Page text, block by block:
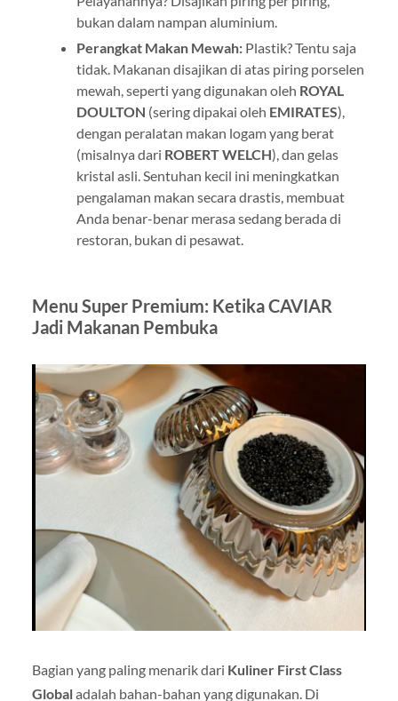
bukan dalam nampan aluminium.
Perangkat Makan Mewah:Plastik? Tentu saja
tidak. Makanan disajikan di atas piring porselen
mewah, seperti yang digunakan oleh ROYAL
DOULTON (sering dipakai oleh EMIRATES),
dengan peralatan makan logam yang berat
(misalnya dari ROBERT WELCH), dan gelas
kristal asli. Sentuhan kecil ini meningkatkan
pengalaman makan secara drastis, membuat
Anda benar-benar merasa sedang berada di
restoran, bukan di pesawat.
Menu Super Premium: Ketika CAVIAR
Jadi Makanan Pembuka
Bagian yang paling menarik dari Kuliner First Class
Globaladalah bahan-bahan yang digunakan. Di